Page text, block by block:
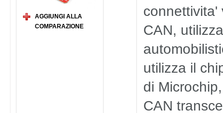
AGGIUNGI ALLA
COMPARAZIONE
connettivita'
CAN,
utilizza il
di
CAN